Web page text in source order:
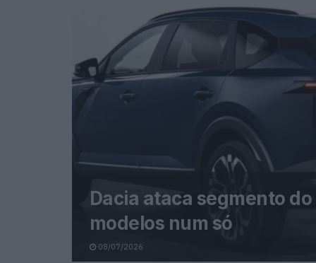
Dacia ataca segmento
modelos num só
08/07/2026